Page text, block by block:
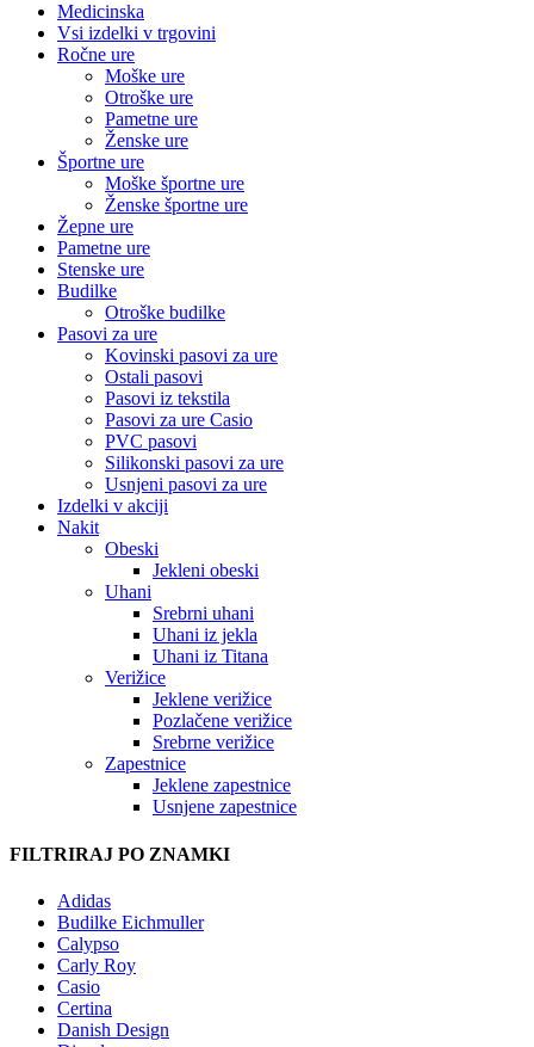
Medicinska
Vsi izdelki v trgovini
Ročne ure
Moške ure
Otroške ure
Pametne ure
Ženske ure
Športne ure
Moške športne ure
Ženske športne ure
Žepne ure
Pametne ure
Stenske ure
Budilke
Otroške budilke
Pasovi za ure
Kovinski pasovi za ure
Ostali pasovi
Pasovi iz tekstila
Pasovi za ure Casio
PVC pasovi
Silikonski pasovi za ure
Usnjeni pasovi za ure
Izdelki v akciji
Nakit
Obeski
Jekleni obeski
Uhani
Srebrni uhani
Uhani iz jekla
Uhani iz Titana
Verižice
Jeklene verižice
Pozlačene verižice
Srebrne verižice
Zapestnice
Jeklene zapestnice
Usnjene zapestnice
FILTRIRAJ PO ZNAMKI
Adidas
Budilke Eichmuller
Calypso
Carly Roy
Casio
Certina
Danish Design